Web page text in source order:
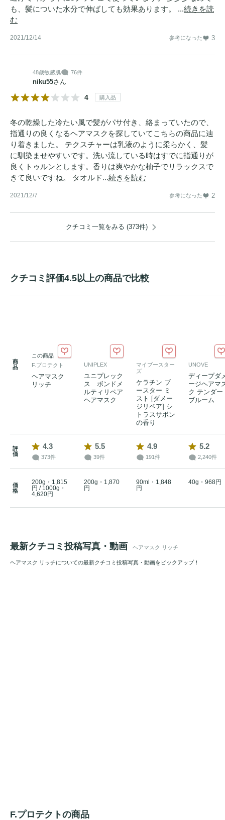
も、髪についた水分で伸ばしても効果あります。 ...続きを読
む
2021/12/14 参考になった 3
48歳敏感肌 76件
niku55さん
4 購入品
冬の乾燥した冷たい風で髪がパサ付き、絡まっていたので、
指通りの良くなるヘアマスクを探していてこちらの商品に辿
り着きました。 テクスチャーは乳液のように柔らかく、髪
に馴染ませやすいです。洗い流している時はすでに指通りが
良くトゥルンとします。香りは爽やかな柚子でリラックスで
きて良いですね。 タオルド...続きを読む
2021/12/7 参考になった 2
クチコミ一覧をみる (373件)
クチコミ評価4.5以上の商品で比較
商
品
この商品
F.プロテクト
ヘアマスク
リッチ
UNIPLEX
ユニプレック
ス ボンドメ
ルティリペア
ヘアマスク
マイブースター
ズ
ケラチン ブ
ースター ミ
スト [ダメー
ジリペア] シ
トラスサボン
の香り
UNOVE
ディープダ
ージヘアマ
ク テンダー
ブルーム
評
価
4.3
373件
5.5
39件
4.9
191件
5.2
2,240件
価
格
200g・1,815
円 / 1000g・
4,620円
200g・1,870
円
90ml・1,848
円
40g・968円
最新クチコミ投稿写真・動画 ヘアマスク リッチ
ヘアマスク リッチについての最新クチコミ投稿写真・動画をピックアップ！
F.プロテクトの商品